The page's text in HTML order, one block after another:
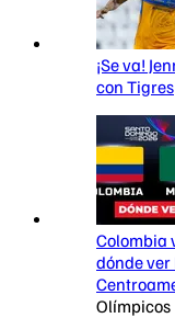
¡Se va!
con Tigres
Colombia
dónde ver
Olímpicos